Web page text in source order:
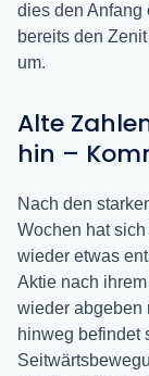
dies den Anfang
bereits den
um.
Alte
hin –
Nach den
Wochen hat
wieder etwas
Aktie nach
wieder abgeben
hinweg befindet